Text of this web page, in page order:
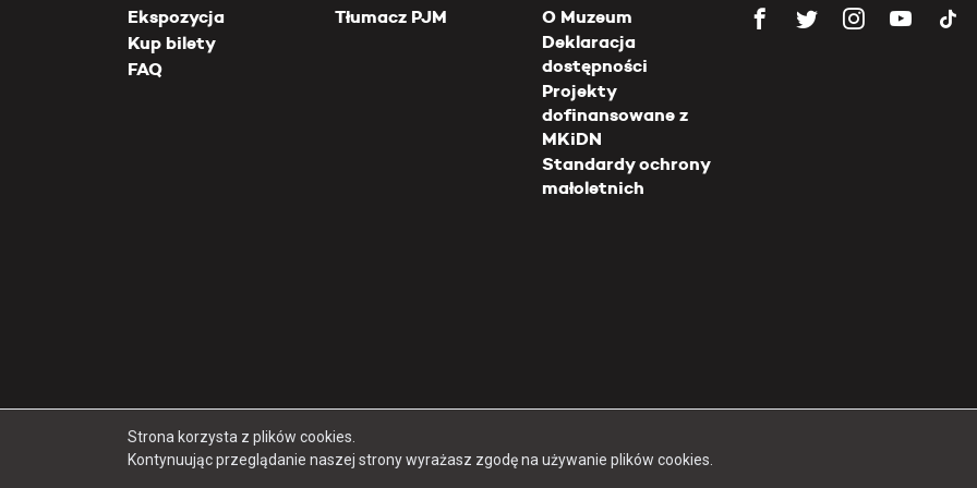
Ekspozycja
Kup bilety
FAQ
Tłumacz PJM
O Muzeum
Deklaracja
dostępności
Projekty
dofinansowane z
MKiDN
Standardy ochrony
małoletnich
Copyright 2026 Muzeum Powstania Warszawskiego
Strona korzysta z plików cookies.
Kontynuując przeglądanie naszej strony wyrażasz zgodę na używanie plików cookies.